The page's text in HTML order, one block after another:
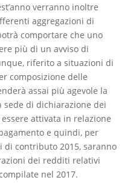
verranno inoltre
aggregazioni di
comportare che uno
più di un avviso di
riferito a situazioni di
composizione delle
assai più agevole la
di dichiarazione dei
attivata in relazione
e quindi, per
contributo 2015, saranno
dei redditi relativi
nel 2017.